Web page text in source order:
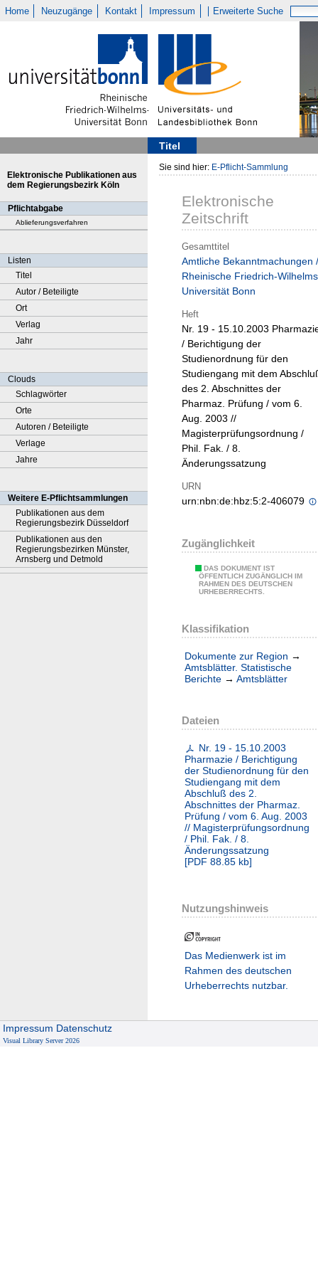
Home Neuzugänge Kontakt Impressum Erweiterte Suche
Titel
Elektronische Publikationen aus
dem Regierungsbezirk Köln
Pflichtabgabe
Ablieferungsverfahren
Listen
Titel
Autor / Beteiligte
Ort
Verlag
Jahr
Clouds
Schlagwörter
Orte
Autoren / Beteiligte
Verlage
Jahre
Weitere E-Pflichtsammlungen
Publikationen aus dem
Regierungsbezirk Düsseldorf
Publikationen aus den
Regierungsbezirken Münster,
Arnsberg und Detmold
Sie sind hier: E-Pflicht-Sammlung
Elektronische
Zeitschrift
Gesamttitel
Amtliche Bekanntmachungen /
Rheinische Friedrich-
Universität Bonn
Heft
Nr. 19 - 15.10.2003
/ Berichtigung der
Studienordnung für den
Studiengang mit dem
des 2. Abschnittes der
Pharmaz. Prüfung / vom 6.
Aug. 2003 //
Magisterprüfungsordnung /
Phil. Fak. / 8.
Änderungssatzung
URN
urn:nbn:de:hbz:5:2-406079
Zugänglichkeit
DAS DOKUMENT IST
ÖFFENTLICH ZUGÄNGLICH IM
RAHMEN DES DEUTSCHEN
URHEBERRECHTS.
Klassifikation
Dokumente zur Region →
Amtsblätter. Statistische
Berichte → Amtsblätter
Dateien
Nr. 19 - 15.10.2003
Pharmazie / Berichtigung
der Studienordnung für den
Studiengang mit dem
Abschluß des 2.
Abschnittes der Pharmaz.
Prüfung / vom 6. Aug. 2003
// Magisterprüfungsordnung
/ Phil. Fak. / 8.
Änderungssatzung
[PDF 88.85 kb]
Nutzungshinweis
Das Medienwerk ist im
Rahmen des deutschen
Urheberrechts nutzbar.
Impressum Datenschutz
Visual Library Server 2026